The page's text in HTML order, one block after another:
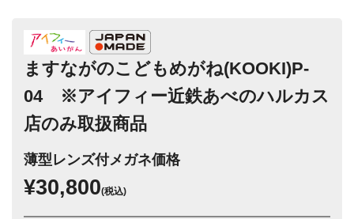
ますながのこどもめがね(KOOKI)P-
04 ※アイフィー近鉄あべのハルカス
店のみ取扱商品
薄型レンズ付メガネ価格
¥30,800(税込)